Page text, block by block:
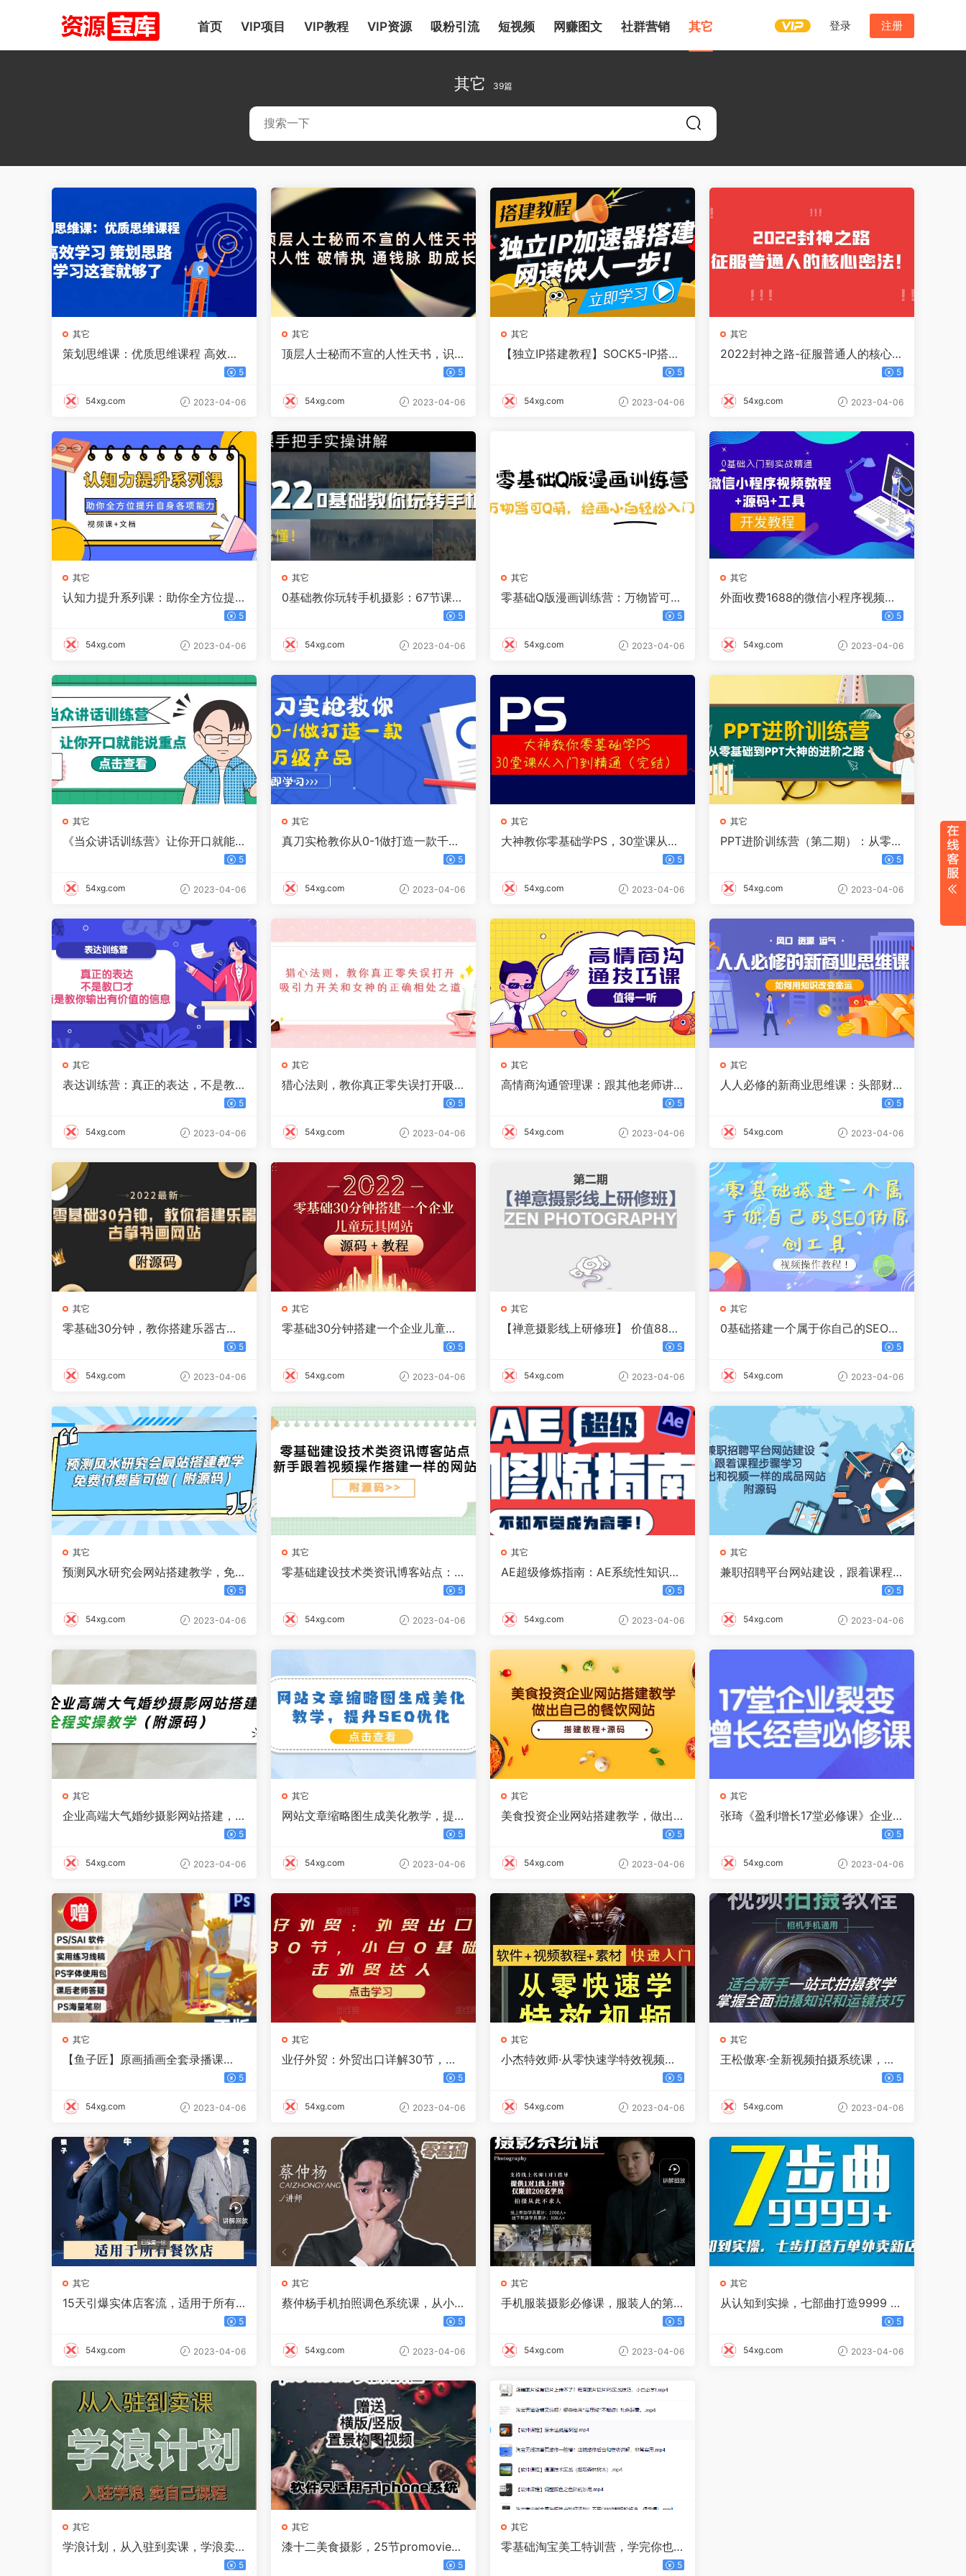
首页 VIP项目 VIP教程 VIP资源 吸粉引流 短视频 网赚图文 社群营销 其它 登录 注册
其它 39篇
其它
策划思维课：优质思维课程 高效学
5
54xg.com 2023-04-06
其它
顶层人士秘而不宣的人性天书，识
5
54xg.com 2023-04-06
其它
【独立IP搭建教程】SOCK5-IP搭建
制作详细流程，散人工作室必备技 5
54xg.com 2023-04-06
其它
2022封神之路-征服普通人的核心密
5
54xg.com 2023-04-06
其它
认知力提升系列课：助你全方位提
升自身各项能力（视频课 文档）
5
54xg.com 2023-04-06
其它
0基础教你玩转手机摄影：67节课手
5
54xg.com 2023-04-06
其它
零基础Q版漫画训练营：万物皆可Q
5
54xg.com 2023-04-06
其它
外面收费1688的微信小程序视频教
程 源码 工具：0基础入门到实战精5
54xg.com 2023-04-06
其它
《当众讲话训练营》让你开口就能
说重点，50个场景模板 200个价值5
54xg.com 2023-04-06
其它
真刀实枪教你从0-1做打造一款千万
级产品：策略产品能力 市场分析 竞5
54xg.com 2023-04-06
其它
大神教你零基础学PS，30堂课从入
5
54xg.com 2023-04-06
其它
PPT进阶训练营（第二期）：从零基
础到PPT大神的进阶之路（40节
5
54xg.com 2023-04-06
其它
表达训练营：真正的表达，不是教
5
54xg.com 2023-04-06
其它
猎心法则，教你真正零失误打开吸
5
54xg.com 2023-04-06
其它
高情商沟通管理课：跟其他老师讲
的沟通课有区别 值得一听（67课
5
54xg.com 2023-04-06
其它
人人必修的新商业思维课：头部财
经博主教您，如何用知识改变命运 5
54xg.com 2023-04-06
其它
零基础30分钟，教你搭建乐器古筝
书画网站 出售产品或教程赚钱（附5
54xg.com 2023-04-06
其它
零基础30分钟搭建一个企业儿童玩
具网站：助力传统企业开拓线上销 5
54xg.com 2023-04-06
其它
【禅意摄影线上研修班】 价值880
5
54xg.com 2023-04-06
其它
0基础搭建一个属于你自己的SEO伪
原创工具：适合自媒体人或站长(附5
54xg.com 2023-04-06
其它
预测风水研究会网站搭建教学，免
5
54xg.com 2023-04-06
其它
零基础建设技术类资讯博客站点：
新手跟着视频操作搭建一样的网站 5
54xg.com 2023-04-06
其它
AE超级修炼指南：AE系统性知识体
系构建 全顶级案例讲解，不知不觉5
54xg.com 2023-04-06
其它
兼职招聘平台网站建设，跟着课程
步骤学习 做出一样的成品网站（附5
54xg.com 2023-04-06
其它
企业高端大气婚纱摄影网站搭建，
5
54xg.com 2023-04-06
其它
网站文章缩略图生成美化教学，提
5
54xg.com 2023-04-06
其它
美食投资企业网站搭建教学，做出
5
54xg.com 2023-04-06
其它
张琦《盈利增长17堂必修课》企业
裂变增长的经营智慧，带你了解增 5
54xg.com 2023-04-06
其它
【鱼子匠】原画插画全套录播课
5
54xg.com 2023-04-06
其它
业仔外贸：外贸出口详解30节，小
白0基础进击外贸达人 价值666元 5
54xg.com 2023-04-06
其它
小杰特效师·从零快速学特效视频，
快速入门（软件 教程 素材打包）
5
54xg.com 2023-04-06
其它
王松傲寒·全新视频拍摄系统课，手
机 相机拍摄技巧0基础入门到精通 5
54xg.com 2023-04-06
其它
15天引爆实体店客流，适用于所有
5
54xg.com 2023-04-06
其它
蔡仲杨手机拍照调色系统课，从小
5
54xg.com 2023-04-06
其它
手机服装摄影必修课，服装人的第
一套摄影系统课，学服装拍摄看超 5
54xg.com 2023-04-06
其它
从认知到实操，七部曲打造9999 单
5
54xg.com 2023-04-06
其它
学浪计划，从入驻到卖课，学浪卖
5
其它
漆十二美食摄影，25​节promovie实
5
其它
零基础淘宝美工特训营，学完你也
5